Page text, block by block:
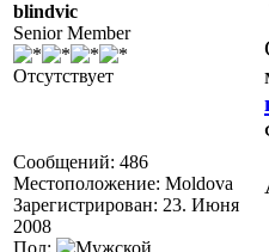
blindvic
Senior Member
Отсутствует
Сообщений: 486
Местоположение: Moldova
Зарегистрирован: 23. Июня
2008
Пол: